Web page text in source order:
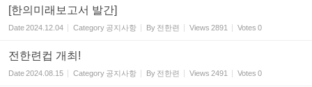
[한의미래보고서 발간]
Date2024.12.04 Category 공지사항 By 전한련 Views 2891 Votes 0
전한련컵 개최!
Date2024.08.15 Category 공지사항 By 전한련 Views 2491 Votes 0